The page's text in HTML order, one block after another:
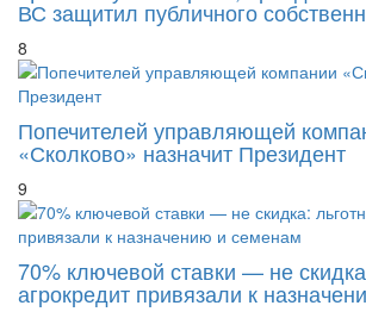
8
Попечителей управляющей
«Сколково» назначит Президент
9
70% ключевой ставки — не скидка:
агрокредит привязали к
10